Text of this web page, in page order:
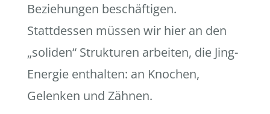
Beziehungen beschäftigen.
Stattdessen müssen wir hier an den
„soliden“ Strukturen arbeiten, die Jing-
Energie enthalten: an Knochen,
Gelenken und Zähnen.